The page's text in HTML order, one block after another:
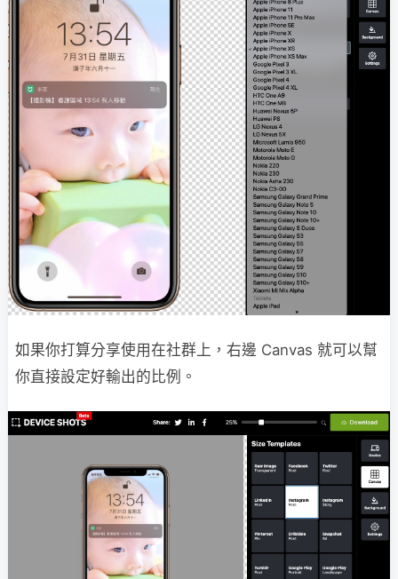
如果你打算分享使用在社群上，右邊 Canvas 就可以幫
你直接設定好輸出的比例。